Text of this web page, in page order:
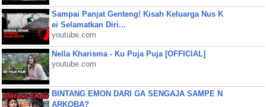
Sampai Panjat Genteng! Kisah Keluarga Nus K
ei Selamatkan Diri...
youtube.com
Nella Kharisma - Ku Puja Puja [OFFICIAL]
youtube.com
BINTANG EMON DARI GA SENGAJA SAMPE N
ARKOBA?